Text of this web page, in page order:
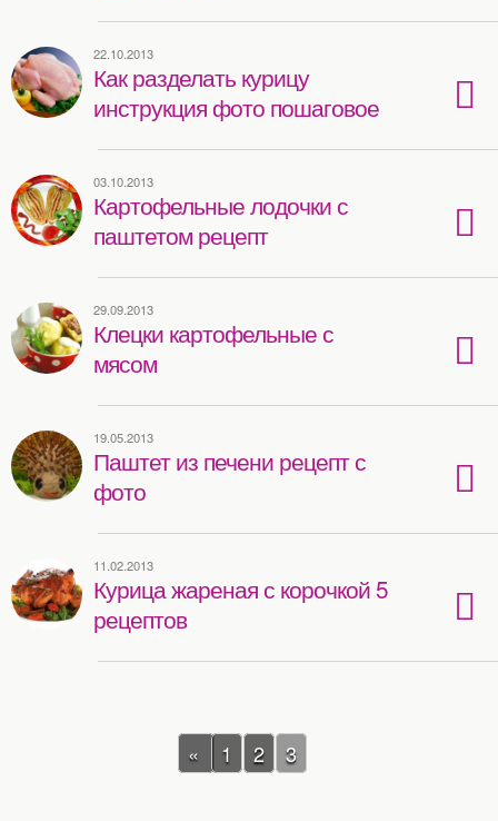
22.10.2013
Как разделать курицу
инструкция фото пошаговое
03.10.2013
Картофельные лодочки с
паштетом рецепт
29.09.2013
Клецки картофельные с
мясом
19.05.2013
Паштет из печени рецепт с
фото
11.02.2013
Курица жареная с корочкой 5
рецептов
« 1 2 3